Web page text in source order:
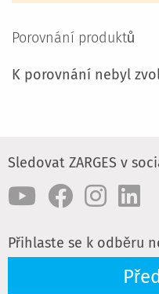
Porovnání produktů
K porovnání nebyl
Sledovat ZARGES v
Přihlaste se k odběru